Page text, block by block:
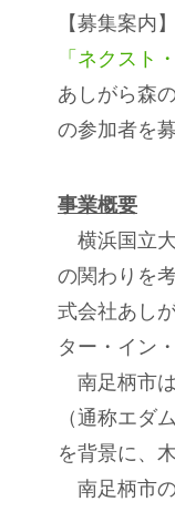
【募集案内】
「ネクスト
あしがら森
の参加者を
事業概要
横浜国立
の関わりを
式会社あし
ター・イン
南足柄市は
（通称エダ
を背景に、
南足柄市